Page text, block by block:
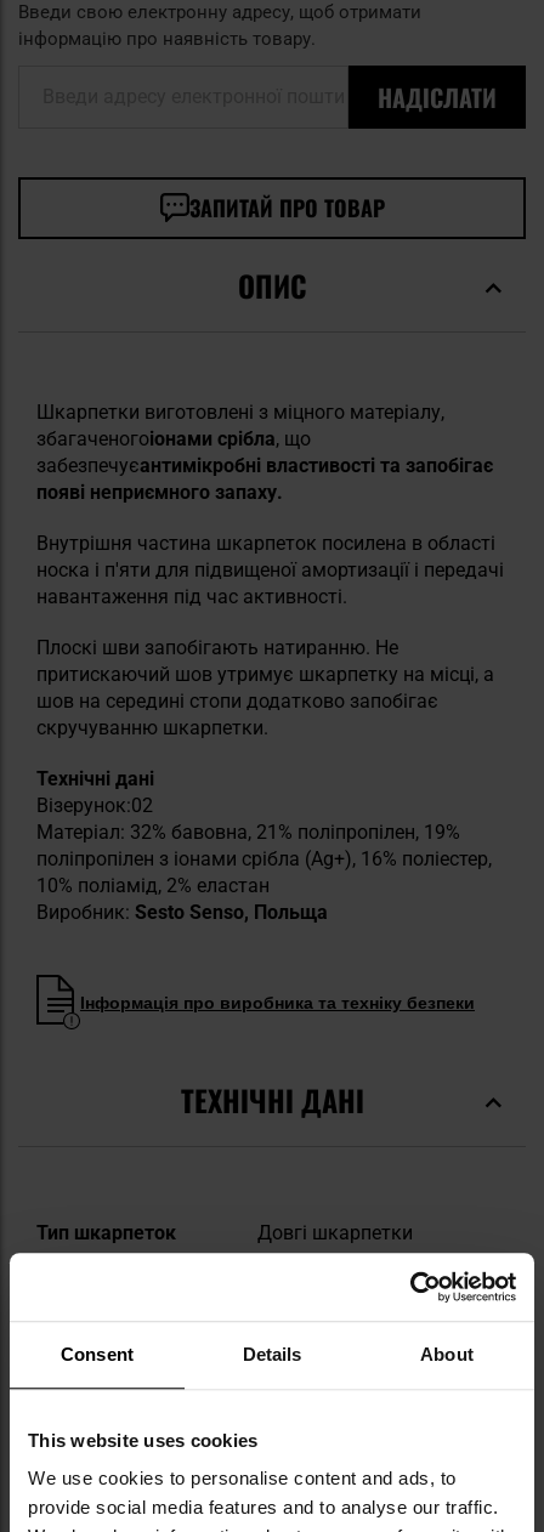
Consent Details About
This website uses cookies
We use cookies to personalise content and ads, to
provide social media features and to analyse our traffic.
Введи свою електронну адресу, щоб отримати
інформацію про наявність товару.
НАДІСЛАТИ
ЗАПИТАЙ ПРО ТОВАР
ОПИС
Шкарпетки виготовлені з міцного матеріалу,
збагаченогоіонами срібла, що
забезпечуєантимікробні властивості та запобігає
появі неприємного запаху.
Внутрішня частина шкарпеток посилена в області
носка і п'яти для підвищеної амортизації і передачі
навантаження під час активності.
Плоскі шви запобігають натиранню. Не
притискаючий шов утримує шкарпетку на місці, а
шов на середині стопи додатково запобігає
скручуванню шкарпетки.
Технічні дані
Візерунок:02
Матеріал: 32% бавовна, 21% поліпропілен, 19%
поліпропілен з іонами срібла (Ag+), 16% поліестер,
10% поліамід, 2% еластан
Виробник: Sesto Senso, Польща
Інформація про виробника та техніку безпеки
ТЕХНІЧНІ ДАНІ
Докладніше
Тип шкарпеток
Довгі шкарпетки
Колір / камуфляж
Різнокольоровий
Cтать
Основний колір
Додатковий колір
Чорний